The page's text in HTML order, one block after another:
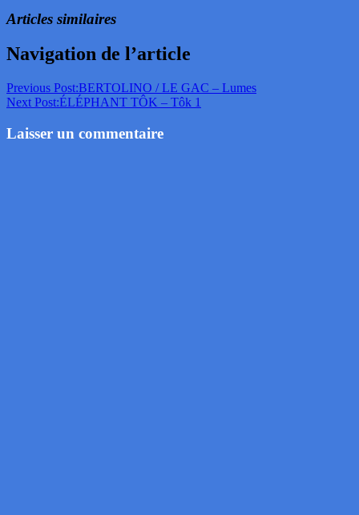
Articles similaires
Navigation de l’article
Previous Post:BERTOLINO / LE GAC – Lumes
Next Post:ÉLÉPHANT TÔK – Tôk 1
Laisser un commentaire